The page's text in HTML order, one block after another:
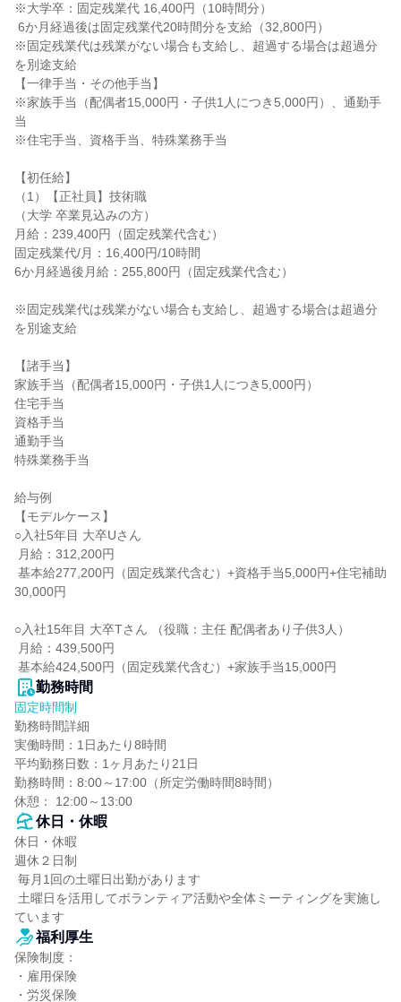
※大学卒：固定残業代 16,400円（10時間分）
※固定残業代は残業がない場合も支給し、超過する場合は超過分
を別途支給
【一律手当・その他手当】
※家族手当（配偶者15,000円・子供1人につき5,000円）、通勤手
当
※住宅手当、資格手当、特殊業務手当
【初任給】
（1）【正社員】技術職
（大学 卒業見込みの方）
月給：239,400円（固定残業代含む）
固定残業代/月：16,400円/10時間
6か月経過後月給：255,800円（固定残業代含む）
※固定残業代は残業がない場合も支給し、超過する場合は超過分
を別途支給
【諸手当】
家族手当（配偶者15,000円・子供1人につき5,000円）
住宅手当
資格手当
通勤手当
特殊業務手当
給与例
【モデルケース】
○入社5年目 大卒Uさん
30,000円
○入社15年目 大卒Tさん （役職：主任 配偶者あり子供3人）
基本給424,500円（固定残業代含む）+家族手当15,000円
勤務時間
固定時間制
勤務時間詳細
実働時間：1日あたり8時間
平均勤務日数：1ヶ月あたり21日
勤務時間：8:00～17:00（所定労働時間8時間）
休憩： 12:00～13:00
休日・休暇
休日・休暇
週休２日制
ています
福利厚生
保険制度：
・雇用保険
・労災保険